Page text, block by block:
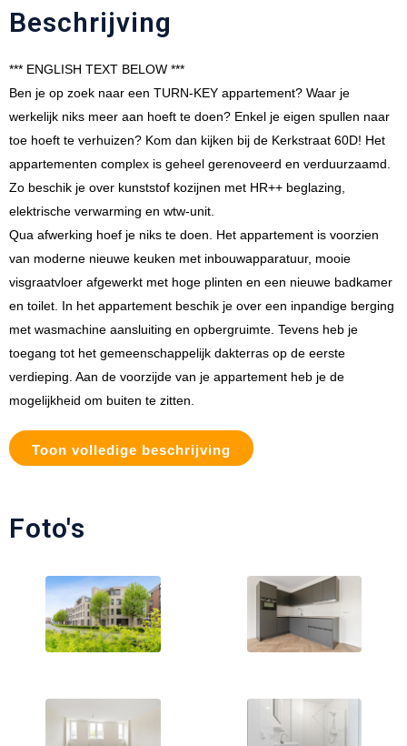
Beschrijving
*** ENGLISH TEXT BELOW ***
Ben je op zoek naar een TURN-KEY appartement? Waar je
werkelijk niks meer aan hoeft te doen? Enkel je eigen spullen naar
toe hoeft te verhuizen? Kom dan kijken bij de Kerkstraat 60D! Het
appartementen complex is geheel gerenoveerd en verduurzaamd.
Zo beschik je over kunststof kozijnen met HR++ beglazing,
elektrische verwarming en wtw-unit.
Qua afwerking hoef je niks te doen. Het appartement is voorzien
van moderne nieuwe keuken met inbouwapparatuur, mooie
visgraatvloer afgewerkt met hoge plinten en een nieuwe badkamer
en toilet. In het appartement beschik je over een inpandige berging
met wasmachine aansluiting en opbergruimte. Tevens heb je
toegang tot het gemeenschappelijk dakterras op de eerste
verdieping. Aan de voorzijde van je appartement heb je de
mogelijkheid om buiten te zitten.
Toon volledige beschrijving
Foto's